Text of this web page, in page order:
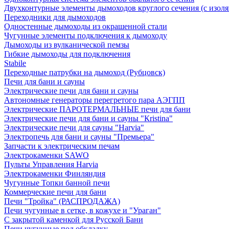
Двухконтурные элементы дымоходов круглого сечения (с
Переходники для дымоходов
Одностенные дымоходы из окрашенной стали
Чугунные элементы подключения к дымоходу
Дымоходы из вулканической пемзы
Гибкие дымоходы для подключения
Stabile
Переходные патрубки на дымоход (Рубцовск)
Печи для бани и сауны
Электрические печи для бани и сауны
Автономные генераторы перегретого пара АЭГПП
Электрические ПАРОТЕРМАЛЬНЫЕ печи для бани
Электрические печи для бани и сауны "Кristina"
Электрические печи для сауны "Harvia"
Электропечь для бани и сауны "Премьера"
Запчасти к электрическим печам
Электрокаменки SAWO
Пульты Управления Harvia
Электрокаменки Финляндия
Чугунные Топки банной печи
Коммерческие печи для бани
Печи "Тройка" (РАСПРОДАЖА)
Печи чугунные в сетке, в кожухе и "Ураган"
С закрытой каменкой для Русской Бани